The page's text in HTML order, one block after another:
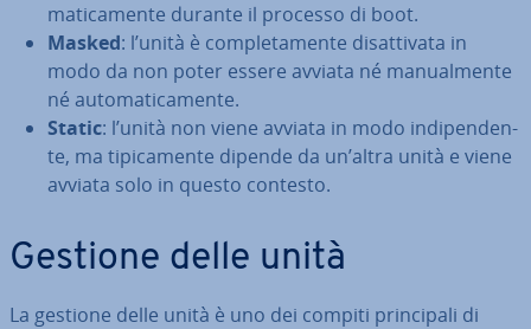
ma­ti­ca­men­te durante il processo di boot.
Masked: l’unità è com­ple­ta­men­te di­sat­ti­va­ta in
modo da non poter essere avviata né ma­nual­men­te
né au­to­ma­ti­ca­men­te.
Static: l’unità non viene avviata in modo in­di­pen­den­
te, ma ti­pi­ca­men­te dipende da un’altra unità e viene
avviata solo in questo contesto.
Gestione delle unità
La gestione delle unità è uno dei compiti prin­ci­pa­li di